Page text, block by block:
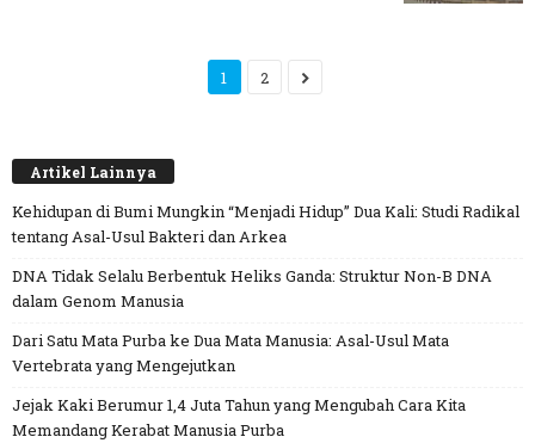
1 2
Artikel Lainnya
Kehidupan di Bumi Mungkin “Menjadi Hidup” Dua Kali: Studi Radikal
tentang Asal-Usul Bakteri dan Arkea
DNA Tidak Selalu Berbentuk Heliks Ganda: Struktur Non-B DNA
dalam Genom Manusia
Dari Satu Mata Purba ke Dua Mata Manusia: Asal-Usul Mata
Vertebrata yang Mengejutkan
Jejak Kaki Berumur 1,4 Juta Tahun yang Mengubah Cara Kita
Memandang Kerabat Manusia Purba